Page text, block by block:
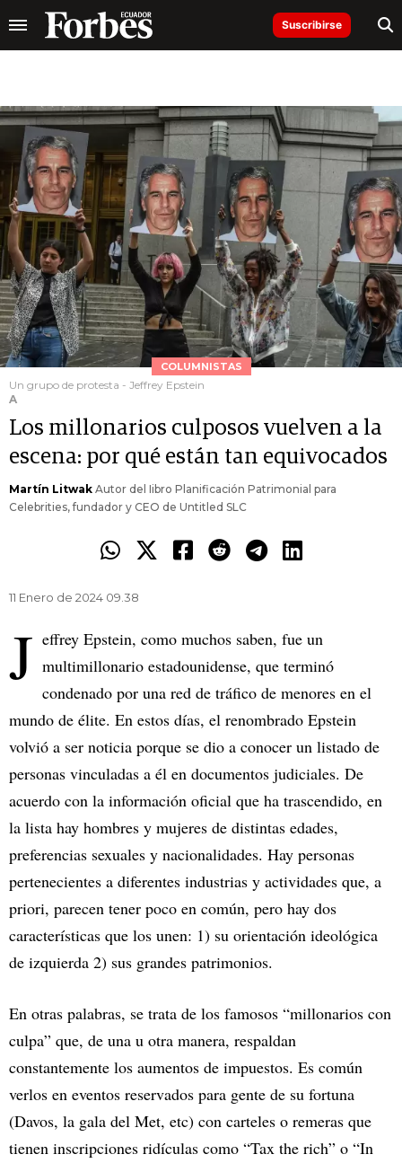
Suscribirse
COLUMNISTAS
Un grupo de protesta - Jeffrey Epstein
A
Los millonarios culposos vuelven a la
escena: por qué están tan equivocados
Martín Litwak Autor del Iibro Planificación Patrimonial para
Celebrities, fundador y CEO de Untitled SLC
11 Enero de 2024 09.38
J effrey Epstein, como muchos saben, fue un
multimillonario estadounidense, que terminó
condenado por una red de tráfico de menores en el
mundo de élite. En estos días, el renombrado Epstein
volvió a ser noticia porque se dio a conocer un listado de
personas vinculadas a él en documentos judiciales. De
acuerdo con la información oficial que ha trascendido, en
la lista hay hombres y mujeres de distintas edades,
preferencias sexuales y nacionalidades. Hay personas
pertenecientes a diferentes industrias y actividades que, a
priori, parecen tener poco en común, pero hay dos
características que los unen: 1) su orientación ideológica
de izquierda 2) sus grandes patrimonios.
En otras palabras, se trata de los famosos “millonarios con
culpa” que, de una u otra manera, respaldan
constantemente los aumentos de impuestos. Es común
verlos en eventos reservados para gente de su fortuna
(Davos, la gala del Met, etc) con carteles o remeras que
tienen inscripciones ridículas como “Tax the rich” o “In